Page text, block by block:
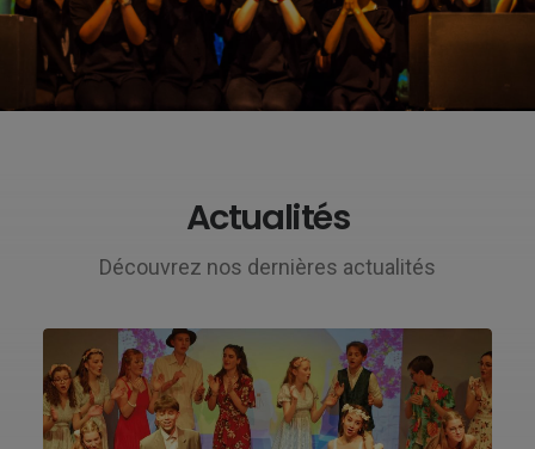
Actualités
Découvrez nos dernières actualités